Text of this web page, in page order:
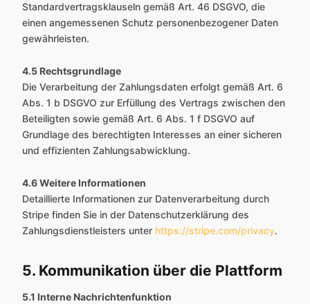
Standardvertragsklauseln gemäß Art. 46 DSGVO, die
einen angemessenen Schutz personenbezogener Daten
gewährleisten.
4.5 Rechtsgrundlage
Die Verarbeitung der Zahlungsdaten erfolgt gemäß Art. 6
Abs. 1 b DSGVO zur Erfüllung des Vertrags zwischen den
Beteiligten sowie gemäß Art. 6 Abs. 1 f DSGVO auf
Grundlage des berechtigten Interesses an einer sicheren
und effizienten Zahlungsabwicklung.
4.6 Weitere Informationen
Detaillierte Informationen zur Datenverarbeitung durch
Stripe finden Sie in der Datenschutzerklärung des
Zahlungsdienstleisters unter https://stripe.com/privacy.
5. Kommunikation über die Plattform
5.1 Interne Nachrichtenfunktion